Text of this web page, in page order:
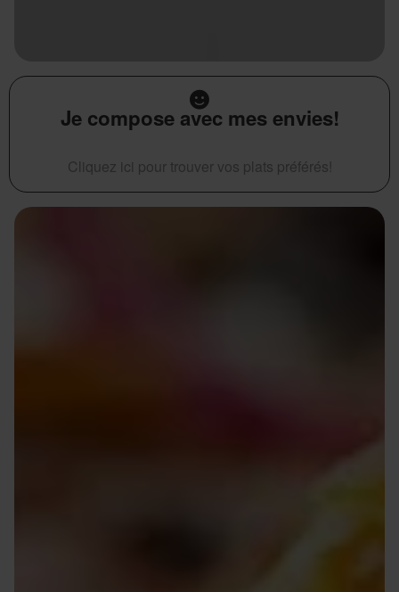
Je compose avec mes envies!
Cliquez ici pour trouver vos plats préférés!